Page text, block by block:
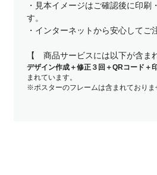
・見本イメージはご確認後に印刷
す。
・インターネットから安心してご
【 商品サービスには以下が含ま
デザイン作成＋修正３回＋QRコード＋
まれています。
※ポスターのフレームは含まれておりま